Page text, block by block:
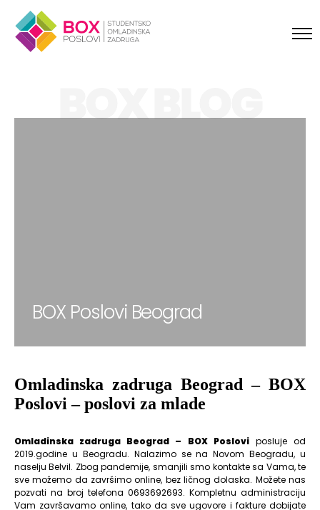
BOX BLOG
BOX Poslovi Beograd
Omladinska zadruga Beograd – BOX
Poslovi – poslovi za mlade
Omladinska zadruga Beograd – BOX Posloviposluje od
2019.godine u Beogradu. Nalazimo se na Novom Beogradu, u
naselju Belvil. Zbog pandemije, smanjili smo kontakte sa Vama, te
sve možemo da završimo online, bez ličnog dolaska. Možete nas
pozvati na broj telefona 0693692693. Kompletnu administraciju
Vam završavamo online, tako da sve ugovore i fakture dobijate